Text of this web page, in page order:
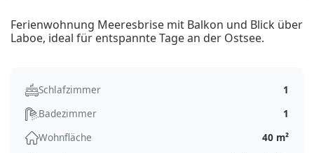
Ferienwohnung Meeresbrise mit Balkon und Blick über
Laboe, ideal für entspannte Tage an der Ostsee.
Schlafzimmer
1
Badezimmer
1
Wohnfläche
40 m²